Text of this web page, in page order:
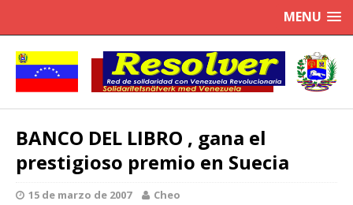
MENU
BANCO DEL LIBRO , gana el
prestigioso premio en Suecia
15 de marzo de 2007 Cheo